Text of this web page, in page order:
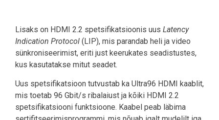
Lisaks on HDMI 2.2 spetsifikatsioonis uus Latency
Indication Protocol (LIP), mis parandab heli ja video
sünkroniseerimist, eriti just keerukates seadistustes,
kus kasutatakse mitut seadet.
Uus spetsifikatsioon tutvustab ka Ultra96 HDMI kaablit,
mis toetab 96 Gbit/s ribalaiust ja kõiki HDMI 2.2
spetsifikatsiooni funktsioone. Kaabel peab läbima